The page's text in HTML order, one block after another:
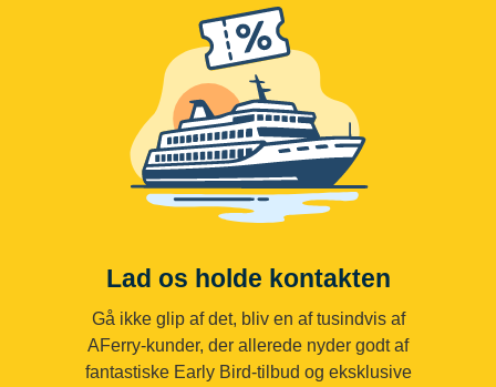
Lad os holde kontakten
Gå ikke glip af det, bliv en af tusindvis af
AFerry-kunder, der allerede nyder godt af
fantastiske Early Bird-tilbud og eksklusive